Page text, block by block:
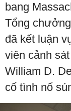
bang
Tổng
đã kết luận
viên cảnh
William D.
cố tình nổ